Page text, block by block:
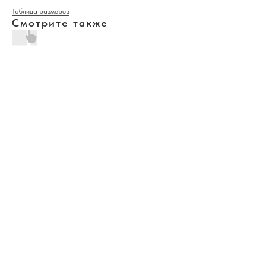
Таблица размеров
Смотрите также